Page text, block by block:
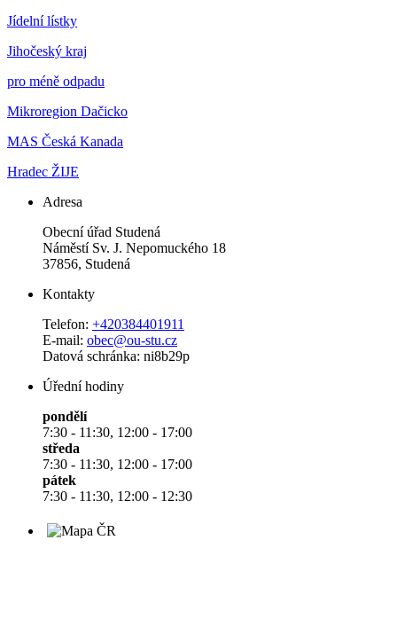
Jídelní lístky
Jihočeský kraj
pro méně odpadu
Mikroregion Dačicko
MAS Česká Kanada
Hradec ŽIJE
Adresa
Obecní úřad Studená
Náměstí Sv. J. Nepomuckého 18
37856, Studená
Kontakty
Telefon: +420384401911
E-mail: obec@ou-stu.cz
Datová schránka: ni8b29p
Úřední hodiny
pondělí
7:30 - 11:30, 12:00 - 17:00
středa
7:30 - 11:30, 12:00 - 17:00
pátek
7:30 - 11:30, 12:00 - 12:30